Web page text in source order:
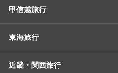
甲信越旅行
東海旅行
近畿・関西旅行